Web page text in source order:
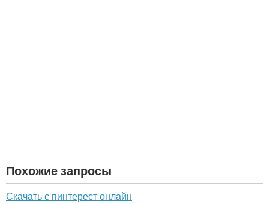
Похожие запросы
Скачать с пинтерест онлайн